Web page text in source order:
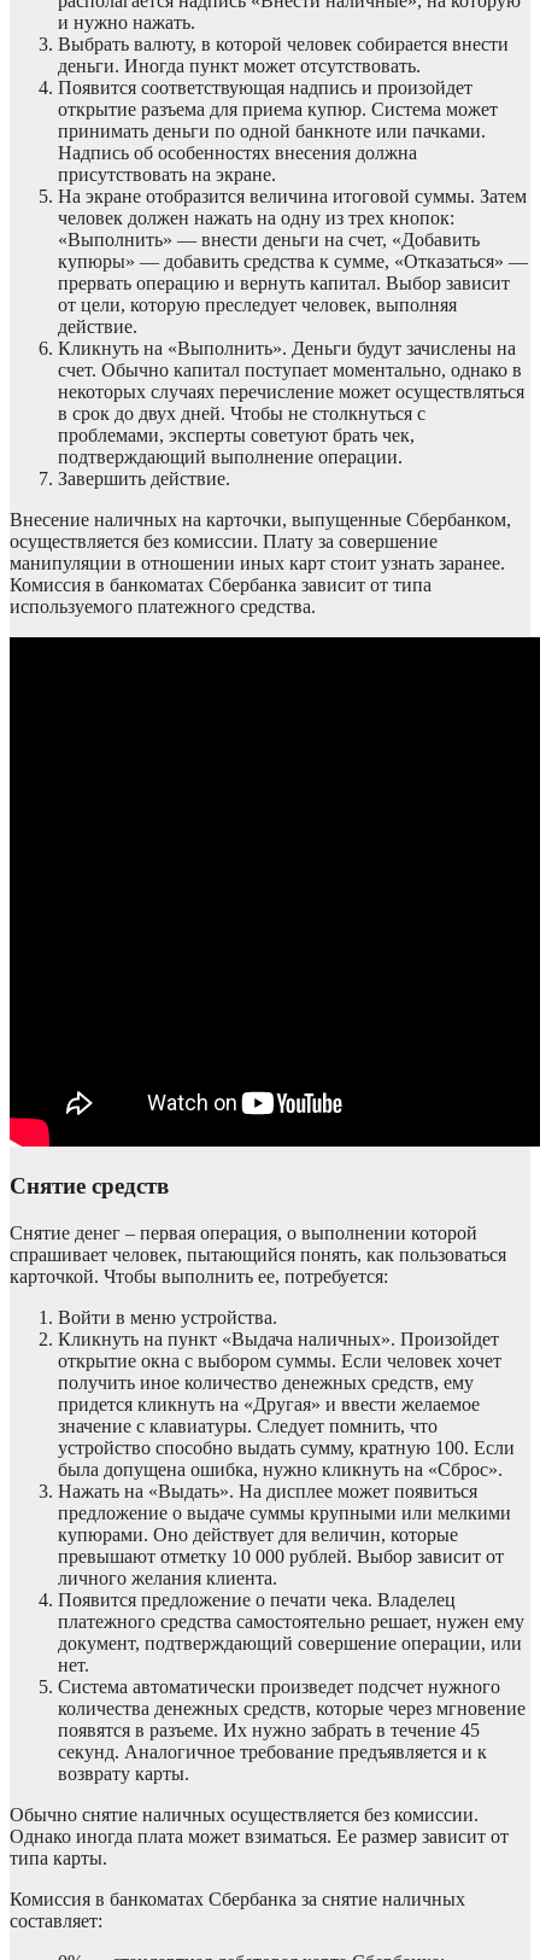
и нужно нажать.
Выбрать валюту, в которой человек собирается внести
деньги. Иногда пункт может отсутствовать.
Появится соответствующая надпись и произойдет
открытие разъема для приема купюр. Система может
принимать деньги по одной банкноте или пачками.
Надпись об особенностях внесения должна
присутствовать на экране.
На экране отобразится величина итоговой суммы. Затем
человек должен нажать на одну из трех кнопок:
«Выполнить» — внести деньги на счет, «Добавить
купюры» — добавить средства к сумме, «Отказаться» —
прервать операцию и вернуть капитал. Выбор зависит
от цели, которую преследует человек, выполняя
действие.
Кликнуть на «Выполнить». Деньги будут зачислены на
счет. Обычно капитал поступает моментально, однако в
некоторых случаях перечисление может осуществляться
в срок до двух дней. Чтобы не столкнуться с
проблемами, эксперты советуют брать чек,
подтверждающий выполнение операции.
Завершить действие.
Внесение наличных на карточки, выпущенные Сбербанком,
осуществляется без комиссии. Плату за совершение
манипуляции в отношении иных карт стоит узнать заранее.
Комиссия в банкоматах Сбербанка зависит от типа
используемого платежного средства.
Снятие средств
Снятие денег – первая операция, о выполнении которой
спрашивает человек, пытающийся понять, как пользоваться
карточкой. Чтобы выполнить ее, потребуется:
Войти в меню устройства.
Кликнуть на пункт «Выдача наличных». Произойдет
открытие окна с выбором суммы. Если человек хочет
получить иное количество денежных средств, ему
придется кликнуть на «Другая» и ввести желаемое
значение с клавиатуры. Следует помнить, что
устройство способно выдать сумму, кратную 100. Если
была допущена ошибка, нужно кликнуть на «Сброс».
Нажать на «Выдать». На дисплее может появиться
предложение о выдаче суммы крупными или мелкими
купюрами. Оно действует для величин, которые
превышают отметку 10 000 рублей. Выбор зависит от
личного желания клиента.
Появится предложение о печати чека. Владелец
платежного средства самостоятельно решает, нужен ему
документ, подтверждающий совершение операции, или
нет.
Система автоматически произведет подсчет нужного
количества денежных средств, которые через мгновение
появятся в разъеме. Их нужно забрать в течение 45
секунд. Аналогичное требование предъявляется и к
возврату карты.
Обычно снятие наличных осуществляется без комиссии.
Однако иногда плата может взиматься. Ее размер зависит от
типа карты.
Комиссия в банкоматах Сбербанка за снятие наличных
составляет: